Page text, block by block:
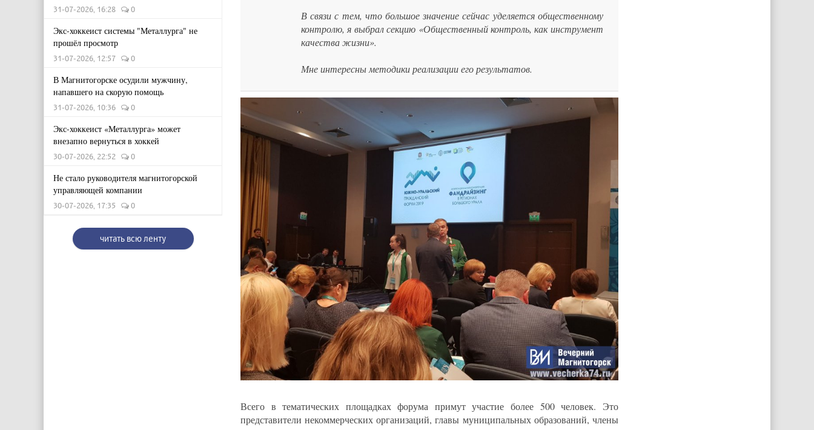
31-07-2026, 16:28 0
Экс-хоккеист системы "Металлурга" не
прошёл просмотр
31-07-2026, 12:57 0
В Магнитогорске осудили мужчину,
напавшего на скорую помощь
31-07-2026, 10:36 0
Экс-хоккеист «Металлурга» может
внезапно вернуться в хоккей
30-07-2026, 22:52 0
Не стало руководителя магнитогорской
управляющей компании
30-07-2026, 17:35 0
читать всю ленту
В связи с тем, что большое значение сейчас уделяется общественному
контролю, я выбрал секцию «Общественный контроль, как инструмент
качества жизни».
Мне интересны методики реализации его результатов.
Всего в тематических площадках форума примут участие более 500 человек. Это
представители некоммерческих организаций, главы муниципальных образований, члены